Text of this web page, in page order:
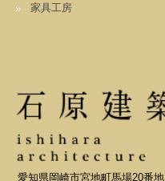
家具工房
愛知県岡崎市宮地町馬場20番地